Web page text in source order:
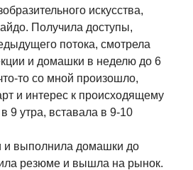
искусства,
Получила доступы,
потока, смотрела
и домашки в неделю до 6
то со мной произошло,
и интерес к происходящему
9 утра, вставала в 9-10
и выполнила домашки до
резюме и вышла на рынок.
testCloud